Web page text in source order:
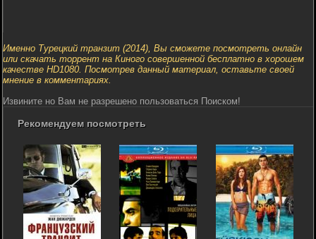
Именно Турецкий транзит (2014), Вы сможете посмотреть онлайн
или скачать торрент на Киного совершенной бесплатно в хорошем
качестве HD1080. Посмотрев данный материал, оставьте своей
мнение в комментариях.
Извините но Вам не разрешено пользоваться Поиском!
Рекомендуем посмотреть